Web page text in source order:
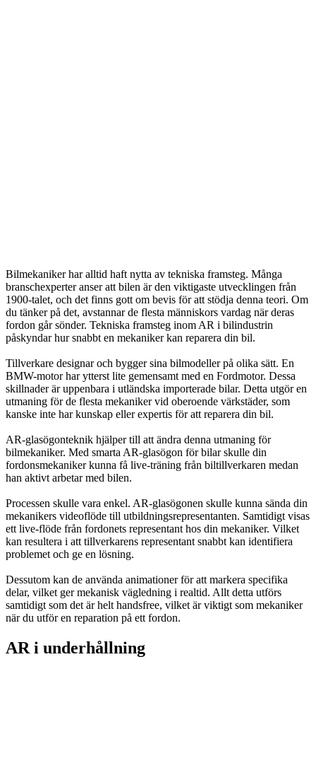
Bilmekaniker har alltid haft nytta av tekniska framsteg. Många
branschexperter anser att bilen är den viktigaste utvecklingen från
1900-talet, och det finns gott om bevis för att stödja denna teori. Om
du tänker på det, avstannar de flesta människors vardag när deras
fordon går sönder. Tekniska framsteg inom AR i bilindustrin
påskyndar hur snabbt en mekaniker kan reparera din bil.
Tillverkare designar och bygger sina bilmodeller på olika sätt. En
BMW-motor har ytterst lite gemensamt med en Fordmotor. Dessa
skillnader är uppenbara i utländska importerade bilar. Detta utgör en
utmaning för de flesta mekaniker vid oberoende värkstäder, som
kanske inte har kunskap eller expertis för att reparera din bil.
AR-glasögonteknik hjälper till att ändra denna utmaning för
bilmekaniker. Med smarta AR-glasögon för bilar skulle din
fordonsmekaniker kunna få live-träning från biltillverkaren medan
han aktivt arbetar med bilen.
Processen skulle vara enkel. AR-glasögonen skulle kunna sända din
mekanikers videoflöde till utbildningsrepresentanten. Samtidigt visas
ett live-flöde från fordonets representant hos din mekaniker. Vilket
kan resultera i att tillverkarens representant snabbt kan identifiera
problemet och ge en lösning.
Dessutom kan de använda animationer för att markera specifika
delar, vilket ger mekanisk vägledning i realtid. Allt detta utförs
samtidigt som det är helt handsfree, vilket är viktigt som mekaniker
när du utför en reparation på ett fordon.
AR i underhållning